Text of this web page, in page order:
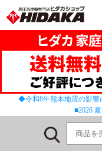
◆令和8年熊本地震の影
■2026